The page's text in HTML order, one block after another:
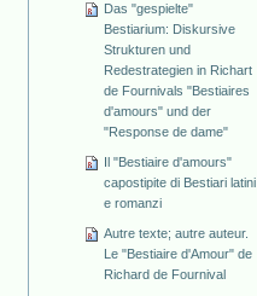
Das "gespielte"
Bestiarium: Diskursive
Strukturen und
Redestrategien in Richart
de Fournivals "Bestiaires
d'amours" und der
"Response de dame"
Il "Bestiaire d'amours"
capostipite di Bestiari latini
e romanzi
Autre texte; autre auteur.
Le "Bestiaire d'Amour" de
Richard de Fournival